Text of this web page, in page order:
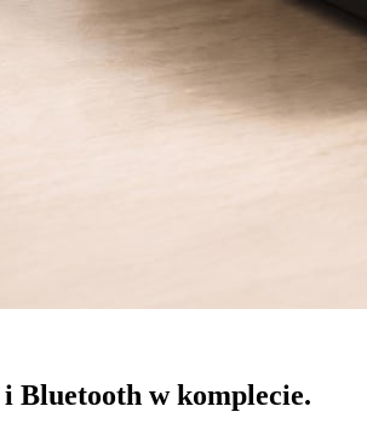
Bluetooth w komplecie.